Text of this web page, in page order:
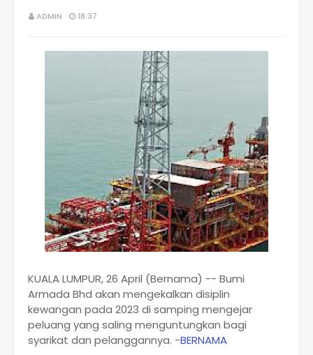
ADMIN 18:37
KUALA LUMPUR, 26 April (Bernama) -- Bumi
Armada Bhd akan mengekalkan disiplin
kewangan pada 2023 di samping mengejar
peluang yang saling menguntungkan bagi
syarikat dan pelanggannya. -BERNAMA